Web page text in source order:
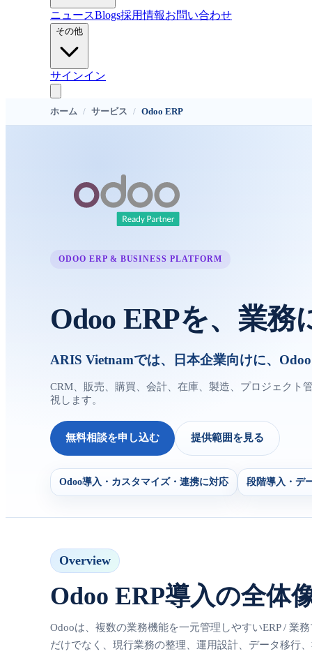
ニュースBlogs採用情報お問い合わせ
その他
サインイン
ホーム / サービス / Odoo ERP
ODOO ERP & BUSINESS PLATFORM
Odoo ERPを、業
ARIS Vietnamでは、日本企業向けに、
CRM、販売、購買、会計、在庫、製造、プロジェクト
視します。
無料相談を申し込む 提供範囲を見る
Odoo導入・カスタマイズ・連携に対応 段階導入・デ
Overview
Odoo ERP導入の全体
Odooは、複数の業務機能を一元管理しやすいERP / 業
だけでなく、現行業務の整理、運用設計、データ移行